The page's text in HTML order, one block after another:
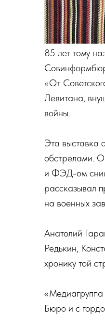
85 лет тому
«От
Левитана,
войны.
Эта выставка
обстрелами. О
и ФЭД-ом
рассказывал
на военных
Анатолий
Редькин,
хронику той
«Медиагруппа
Бюро и с